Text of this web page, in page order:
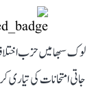
لوک سبھا میں حزب
جاتی امتحانات کی